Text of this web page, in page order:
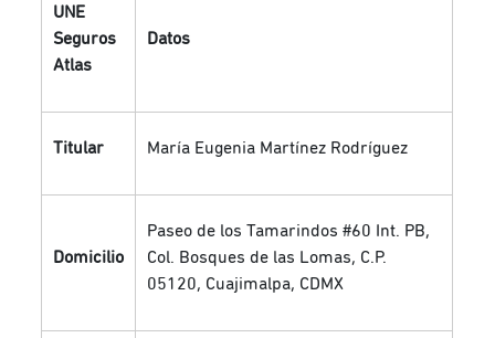
UNE
Seguros
Atlas
Datos
Titular María Eugenia Martínez Rodríguez
Domicilio
Paseo de los Tamarindos #60 Int. PB,
Col. Bosques de las Lomas, C.P.
05120, Cuajimalpa, CDMX